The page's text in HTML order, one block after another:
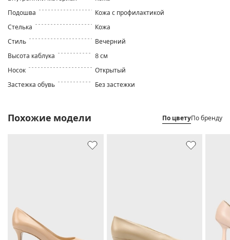
Подошва
Кожа с профилактикой
Стелька
Кожа
Стиль
Вечерний
Высота каблука
8 см
Носок
Открытый
Застежка обувь
Без застежки
Похожие модели По цветуПо бренду